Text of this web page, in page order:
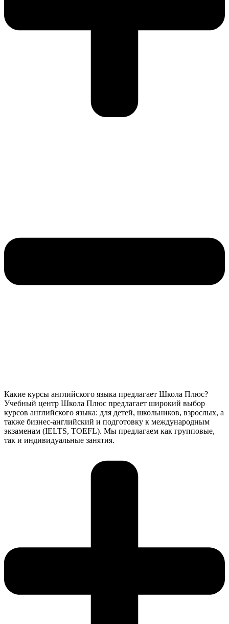
Какие курсы английского языка предлагает Школа Плюс?
Учебный центр Школа Плюс предлагает широкий выбор
курсов английского языка: для детей, школьников, взрослых, а
также бизнес-английский и подготовку к международным
экзаменам (IELTS, TOEFL). Мы предлагаем как групповые,
так и индивидуальные занятия.